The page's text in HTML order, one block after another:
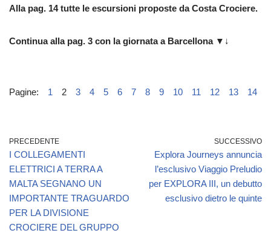
Alla pag. 14 tutte le escursioni proposte da Costa Crociere.
Continua alla pag. 3 con la giornata a Barcellona ▼↓
Pagine: 1 2 3 4 5 6 7 8 9 10 11 12 13 14
PRECEDENTE
I COLLEGAMENTI
ELETTRICI A TERRA A
MALTA SEGNANO UN
IMPORTANTE TRAGUARDO
PER LA DIVISIONE
CROCIERE DEL GRUPPO
SUCCESSIVO
Explora Journeys annuncia
l’esclusivo Viaggio Preludio
per EXPLORA III, un debutto
esclusivo dietro le quinte